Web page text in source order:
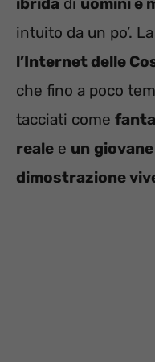
intuito da un po’.
l’Internet delle
che fino a poco
tacciati come
reale e un
dimostrazione